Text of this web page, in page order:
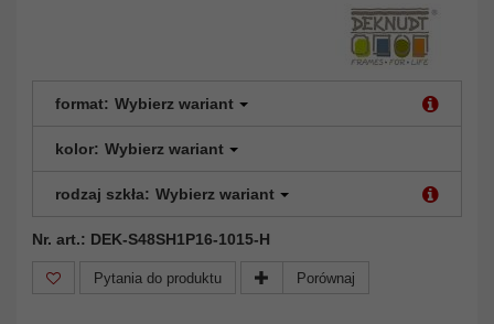
format: Wybierz wariant
kolor: Wybierz wariant
rodzaj szkła: Wybierz wariant
Nr. art.: DEK-S48SH1P16-1015-H
Pytania do produktu Porównaj